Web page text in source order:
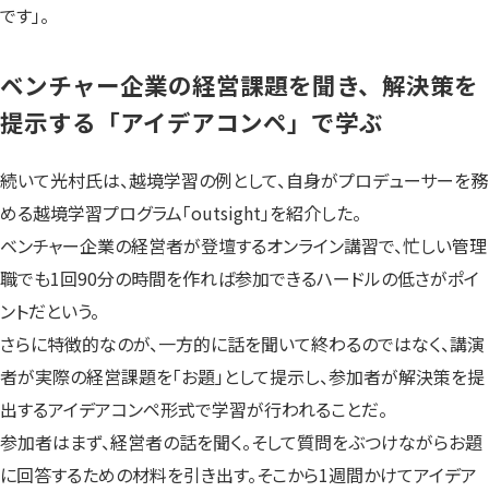
です」。
ベンチャー企業の経営課題を聞き、解決策を
提示する「アイデアコンペ」で学ぶ
続いて光村氏は、越境学習の例として、自身がプロデューサーを務
める越境学習プログラム「outsight」を紹介した。
ベンチャー企業の経営者が登壇するオンライン講習で、忙しい管理
職でも1回90分の時間を作れば参加できるハードルの低さがポイ
ントだという。
さらに特徴的なのが、一方的に話を聞いて終わるのではなく、講演
者が実際の経営課題を「お題」として提示し、参加者が解決策を提
出するアイデアコンペ形式で学習が行われることだ。
参加者はまず、経営者の話を聞く。そして質問をぶつけながらお題
に回答するための材料を引き出す。そこから1週間かけてアイデア